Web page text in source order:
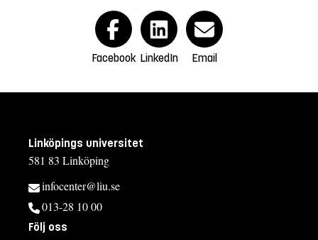
Facebook LinkedIn Email
Linköpings universitet
581 83 Linköping
infocenter@liu.se
013-28 10 00
Följ oss